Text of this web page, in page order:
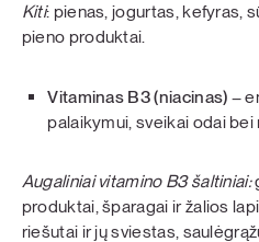
Kiti: pienas, jogurtas, kefyras,
pieno produktai.
Vitaminas B3 (niacinas) –
palaikymui, sveikai odai
Augaliniai vitamino B3 šaltiniai:
produktai, šparagai ir žalios
riešutai ir jų sviestas,